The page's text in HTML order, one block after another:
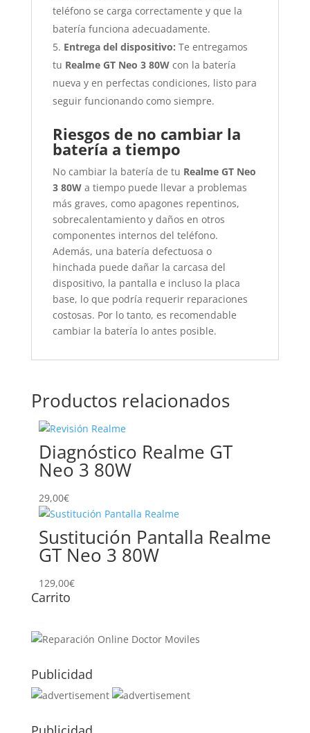
teléfono se carga correctamente y que la
batería funciona adecuadamente.
Entrega del dispositivo: Te entregamos
tu Realme GT Neo 3 80Wcon la batería
nueva y en perfectas condiciones, listo para
seguir funcionando como siempre.
Riesgos de no cambiar la
batería a tiempo
No cambiar la batería de tu Realme GT Neo
3 80Wa tiempo puede llevar a problemas
más graves, como apagones repentinos,
sobrecalentamiento y daños en otros
componentes internos del teléfono.
Además, una batería defectuosa o
hinchada puede dañar la carcasa del
dispositivo, la pantalla e incluso la placa
base, lo que podría requerir reparaciones
costosas. Por lo tanto, es recomendable
cambiar la batería lo antes posible.
Productos relacionados
Diagnóstico Realme GT
Neo 3 80W
29,00€
Sustitución Pantalla Realme
GT Neo 3 80W
129,00€
Carrito
Publicidad